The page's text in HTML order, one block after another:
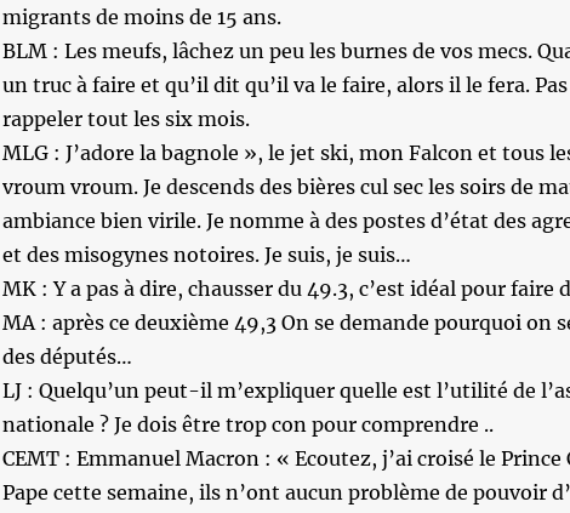
migrants de moins de 15 ans.
BLM : Les meufs, lâchez un peu les burnes de vos mecs.
un truc à faire et qu’il dit qu’il va le faire, alors il le fera.
rappeler tout les six mois.
MLG : J’adore la bagnole », le jet ski, mon Falcon et tous
vroum vroum. Je descends des bières cul sec les soirs de
ambiance bien virile. Je nomme à des postes d’état des
et des misogynes notoires. Je suis, je suis…
MK : Y a pas à dire, chausser du 49.3, c’est idéal pour faire
MA : après ce deuxième 49,3 On se demande pourquoi on
des députés…
LJ : Quelqu’un peut-il m’expliquer quelle est l’utilité de
nationale ? Je dois être trop con pour comprendre ..
CEMT : Emmanuel Macron : « Ecoutez, j’ai croisé le Prince
Pape cette semaine, ils n’ont aucun problème de pouvoir